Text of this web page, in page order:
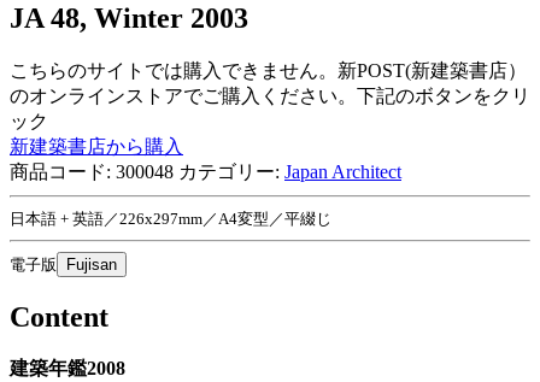
JA 48, Winter 2003
こちらのサイトでは購入できません。新POST(新建築書店）
のオンラインストアでご購入ください。下記のボタンをクリ
ック
新建築書店から購入
商品コード: 300048 カテゴリー: Japan Architect
日本語 + 英語／226x297mm／A4変型／平綴じ
電子版 Fujisan
Content
建築年鑑2008